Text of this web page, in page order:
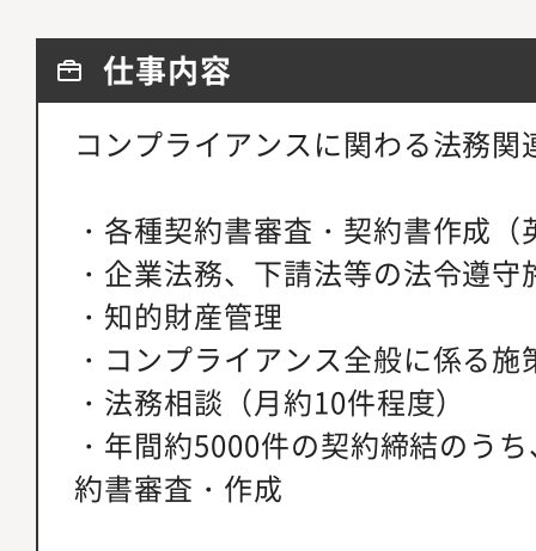
仕事内容
コンプライアンスに関わる法務関
・各種契約書審査・契約書作成
・企業法務、下請法等の法令遵守
・知的財産管理
・コンプライアンス全般に係る施
・法務相談（月約10件程度）
・年間約5000件の契約締結のう
約書審査・作成